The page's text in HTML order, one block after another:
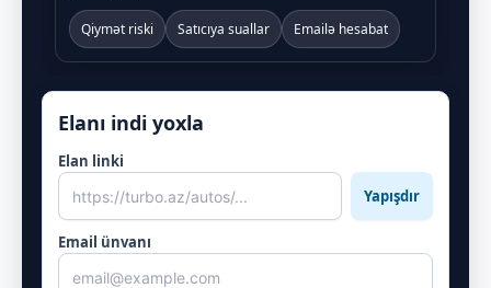
Qiymət riski Satıcıya suallar Emailə hesabat
Elanı indi yoxla
Elan linki
Yapışdır
Email ünvanı